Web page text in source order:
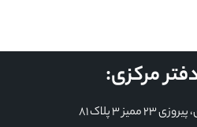
مرکزی:
3 پلاک 81